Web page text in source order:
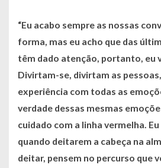
“Eu acabo sempre as nossas
forma, mas eu acho que das
têm dado atenção, portanto, eu
Divirtam-se, divirtam as
experiência com todas as
verdade dessas mesmas
cuidado com a linha vermelha.
quando deitarem a cabeça na
deitar, pensem no percurso que